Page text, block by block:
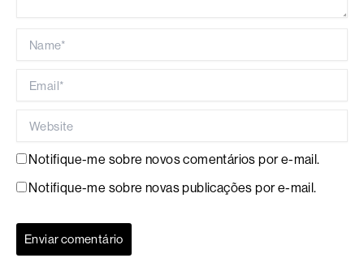
Notifique-me sobre novos comentários por e-mail.
Notifique-me sobre novas publicações por e-mail.